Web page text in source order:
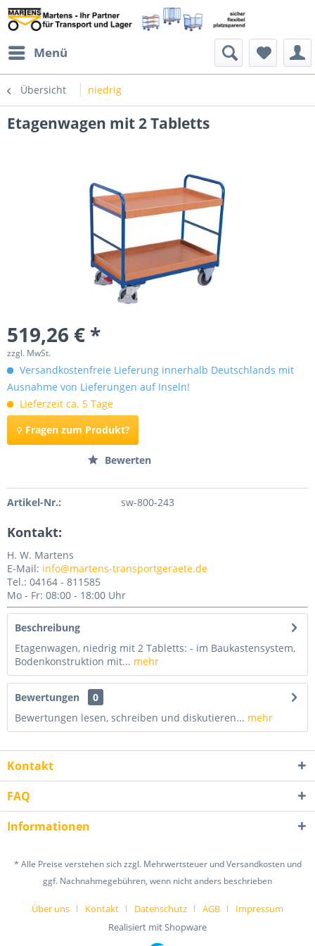
Menü
Übersicht niedrig
Etagenwagen mit 2 Tabletts
519,26 € *
zzgl. MwSt.
Versandkostenfreie Lieferung innerhalb Deutschlands mit
Ausnahme von Lieferungen auf Inseln!
Lieferzeit ca. 5 Tage
Fragen zum Produkt?
Bewerten
Artikel-Nr.: sw-800-243
Kontakt:
H. W. Martens
E-Mail: info@martens-transportgeraete.de
Tel.: 04164 - 811585
Mo - Fr: 08:00 - 18:00 Uhr
Beschreibung
Etagenwagen, niedrig mit 2 Tabletts: - im Baukastensystem,
Bodenkonstruktion mit... mehr
Bewertungen
0
Bewertungen lesen, schreiben und diskutieren... mehr
Kontakt
FAQ
Informationen
* Alle Preise verstehen sich zzgl. Mehrwertsteuer und Versandkosten und
ggf. Nachnahmegebühren, wenn nicht anders beschrieben
Über uns Kontakt Datenschutz AGB
Impressum
Realisiert mit Shopware